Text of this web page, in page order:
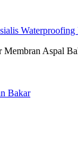
Aspal
Bakar